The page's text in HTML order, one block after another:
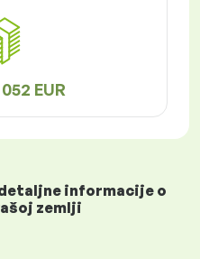
EUR
informacije o
zemlji